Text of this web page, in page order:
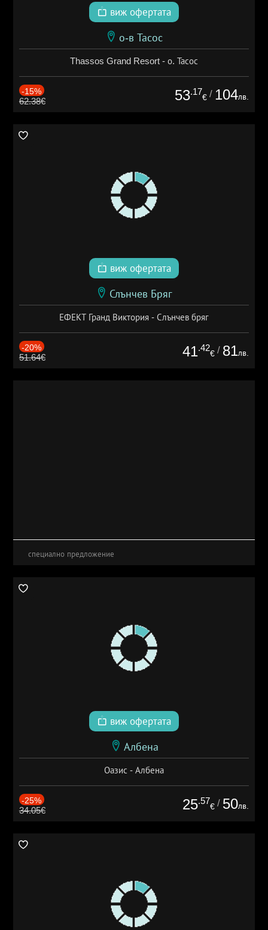
виж офертата
о-в Тасос
Thassos Grand Resort - о. Тасос
-15%
62.38€ 53.17
€ / 104лв.
виж офертата
Слънчев Бряг
ЕФЕКТ Гранд Виктория - Слънчев бряг
-20%
51.64€ 41.42
€ / 81лв.
специално предложение
виж офертата
Албена
Оазис - Албена
-25%
34.05€ 25.57
€ / 50лв.